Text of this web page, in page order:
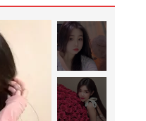
英文地名。#千里文化
科学秘密 @月涵书舍
的男生有多能吃@搞笑
芳 @小狐 @张朝阳